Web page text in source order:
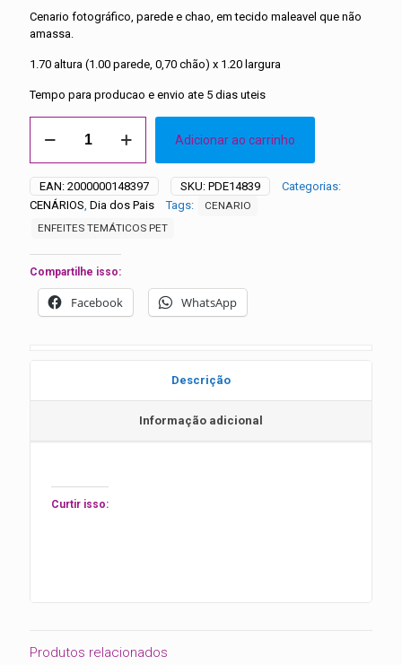
Cenario fotográfico, parede e chao, em tecido maleavel que não
amassa.
1.70 altura (1.00 parede, 0,70 chão) x 1.20 largura
Tempo para producao e envio ate 5 dias uteis
Pai
quantidade
Adicionar ao carrinho
EAN: 2000000148397 SKU: PDE14839
Categorias:
CENÁRIOS, Dia dos Pais Tags:
CENARIO
ENFEITES TEMÁTICOS PET
Compartilhe isso:
Facebook WhatsApp
Descrição
Informação adicional
Curtir isso:
Produtos relacionados